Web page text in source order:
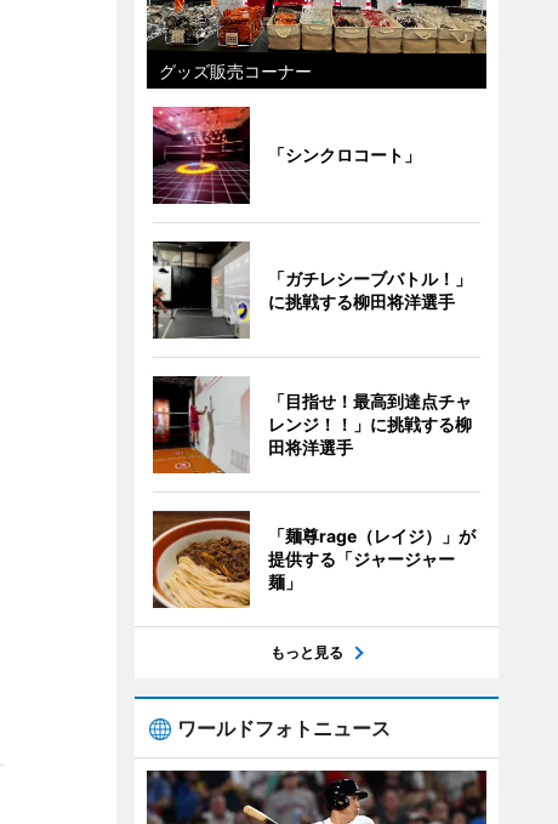
グッズ販売コーナー
「シンクロコート」
「ガチレシーブバトル！」
に挑戦する柳田将洋選手
「目指せ！最高到達点チャ
レンジ！！」に挑戦する柳
田将洋選手
「麺尊rage（レイジ）」が
提供する「ジャージャー
麺」
もっと見る
ワールドフォトニュース